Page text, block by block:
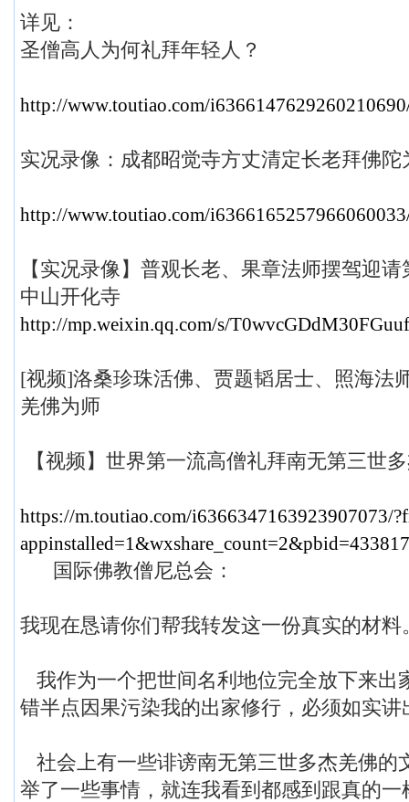
详见：
圣僧高人为何礼拜年轻人？
http://www.toutiao.com/
实况录像：成都昭觉寺方丈清定长老拜佛陀
http://www.toutiao.com/
【实况录像】普观长老、果章法师摆驾迎
中山开化寺
http://mp.weixin.qq.com/s/
[视频]洛桑珍珠活佛、贾题韬居士、照海法
羌佛为师
【视频】世界第一流高僧礼拜南无第三世
https://m.toutiao.com/i6366347163923907073/
国际佛教僧尼总会：
我现在恳请你们帮我转发这一份真实的材料
我作为一个把世间名利地位完全放下来出
错半点因果污染我的出家修行，必须如实
社会上有一些诽谤南无第三世多杰羌佛的
举了一些事情，就连我看到都感到跟真的